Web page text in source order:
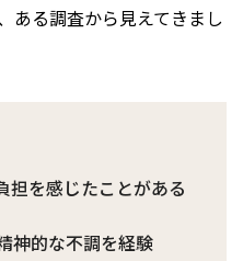
ある調査から見えてきまし
担を感じたことがある
神的な不調を経験